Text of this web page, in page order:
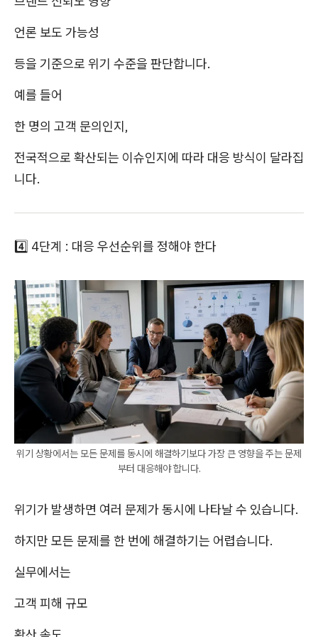
언론 보도 가능성
등을 기준으로 위기 수준을 판단합니다.
예를 들어
한 명의 고객 문의인지,
전국적으로 확산되는 이슈인지에 따라 대응 방식이 달라집
니다.
4️⃣ 4단계 : 대응 우선순위를 정해야 한다
위기 상황에서는 모든 문제를 동시에 해결하기보다 가장 큰 영향을 주는 문제
부터 대응해야 합니다.
위기가 발생하면 여러 문제가 동시에 나타날 수 있습니다.
하지만 모든 문제를 한 번에 해결하기는 어렵습니다.
실무에서는
고객 피해 규모